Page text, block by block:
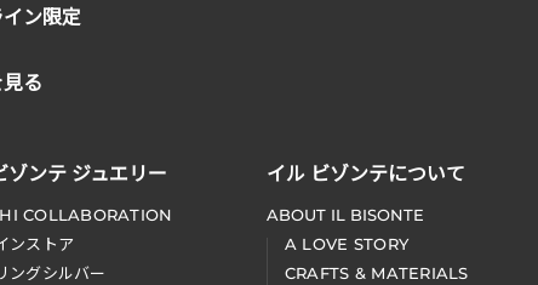
ン限定
る
ゾンテ ジュエリー
COLLABORATION
ンストア
ングシルバー
イル ビゾンテについて
ABOUT IL BISONTE
A LOVE STORY
CRAFTS & MATERIALS